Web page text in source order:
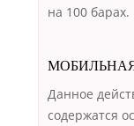
на 100 барах.
Данное
содержатся